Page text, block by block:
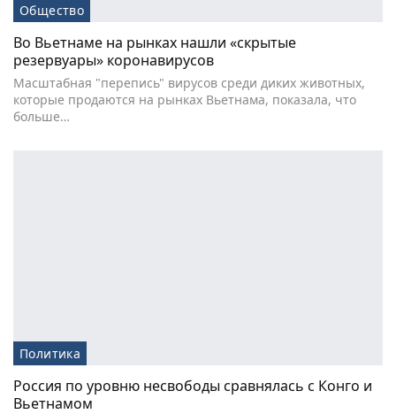
Общество
Во Вьетнаме на рынках нашли «скрытые
резервуары» коронавирусов
Масштабная "перепись" вирусов среди диких животных,
которые продаются на рынках Вьетнама, показала, что
больше…
Политика
Россия по уровню несвободы сравнялась с Конго и
Вьетнамом